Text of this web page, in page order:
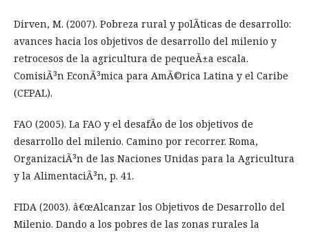
Dirven, M. (2007). Pobreza rural y polÃ­ticas de desarrollo:
avances hacia los objetivos de desarrollo del milenio y
retrocesos de la agricultura de pequeÃ±a escala.
ComisiÃ³n EconÃ³mica para AmÃ©rica Latina y el Caribe
(CEPAL).
FAO (2005). La FAO y el desafÃ­o de los objetivos de
desarrollo del milenio. Camino por recorrer. Roma,
OrganizaciÃ³n de las Naciones Unidas para la Agricultura
y la AlimentaciÃ³n, p. 41.
FIDA (2003). â€œAlcanzar los Objetivos de Desarrollo del
Milenio. Dando a los pobres de las zonas rurales la